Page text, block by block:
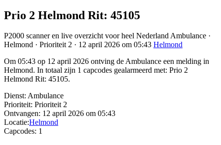
Prio 2 Helmond Rit: 45105
P2000 scanner en live overzicht voor heel Nederland Ambulance ·
Helmond · Prioriteit 2 · 12 april 2026 om 05:43 Helmond
Om 05:43 op 12 april 2026 ontving de Ambulance een melding in
Helmond. In totaal zijn 1 capcodes gealarmeerd met: Prio 2
Helmond Rit: 45105.
Dienst: Ambulance
Prioriteit: Prioriteit 2
Ontvangen: 12 april 2026 om 05:43
Locatie:Helmond
Capcodes: 1